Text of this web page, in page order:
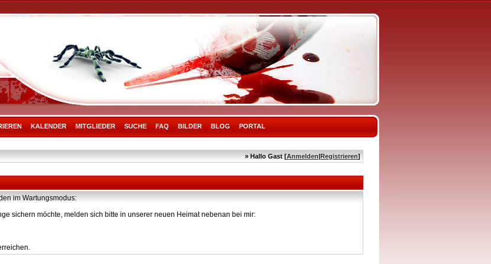
KALENDER MITGLIEDER SUCHE FAQ BILDER BLOG PORTAL
» Hallo Gast [Anmelden|Registrieren]
im Wartungsmodus:
sichern möchte, melden sich bitte in unserer neuen Heimat nebenan bei mir: